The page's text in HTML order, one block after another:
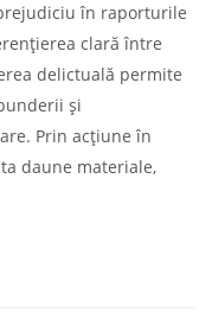
în raporturile
clară între
delictuală permite
și
Prin acțiune în
daune materiale,